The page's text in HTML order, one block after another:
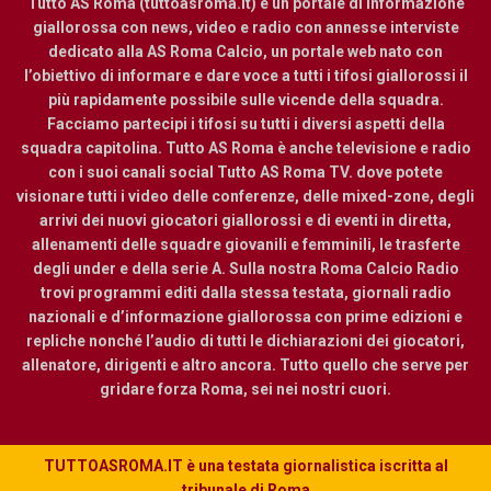
giallorossa con news, video e radio con annesse interviste
dedicato alla AS Roma Calcio, un portale web nato con
l’obiettivo di informare e dare voce a tutti i tifosi giallorossi il
più rapidamente possibile sulle vicende della squadra.
Facciamo partecipi i tifosi su tutti i diversi aspetti della
squadra capitolina. Tutto AS Roma è anche televisione e radio
con i suoi canali social Tutto AS Roma TV. dove potete
visionare tutti i video delle conferenze, delle mixed-zone, degli
arrivi dei nuovi giocatori giallorossi e di eventi in diretta,
allenamenti delle squadre giovanili e femminili, le trasferte
degli under e della serie A. Sulla nostra Roma Calcio Radio
trovi programmi editi dalla stessa testata, giornali radio
nazionali e d’informazione giallorossa con prime edizioni e
repliche nonché l’audio di tutti le dichiarazioni dei giocatori,
allenatore, dirigenti e altro ancora. Tutto quello che serve per
gridare forza Roma, sei nei nostri cuori.
TUTTOASROMA.IT è una testata giornalistica iscritta al